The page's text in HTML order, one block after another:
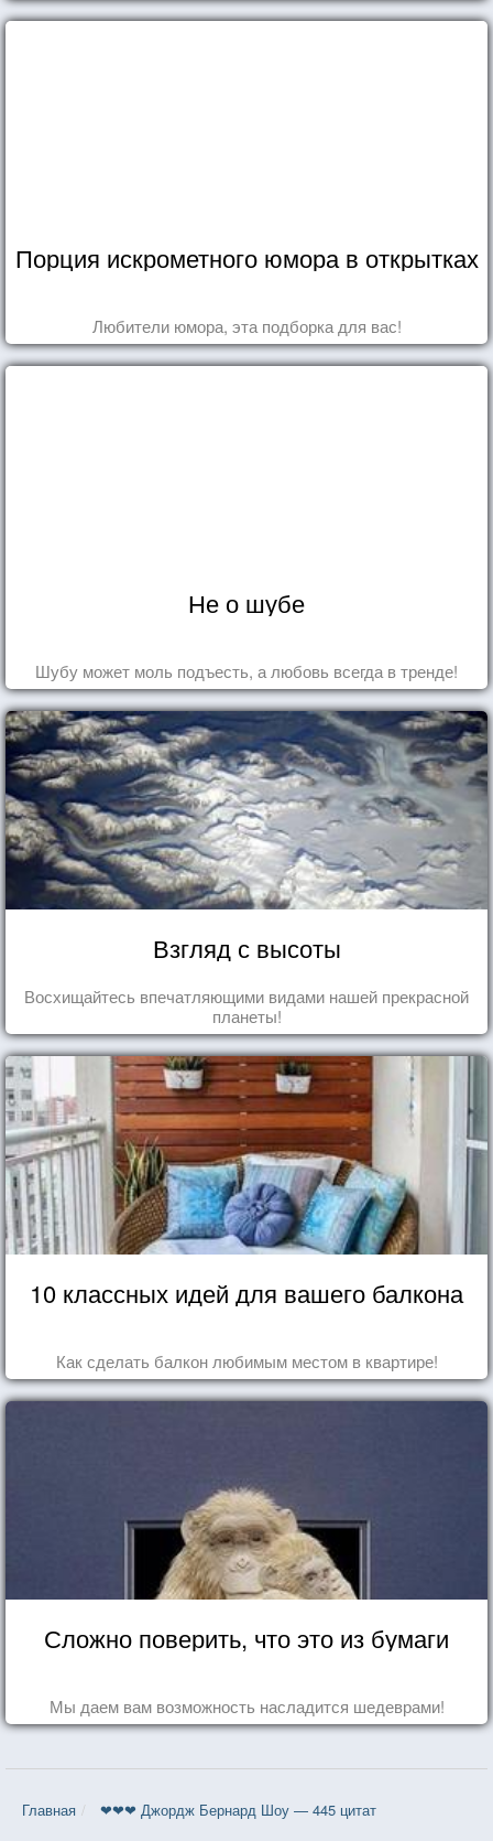
Порция искрометного юмора в открытках
Любители юмора, эта подборка для вас!
Не о шубе
Шубу может моль подъесть, а любовь всегда в тренде!
Взгляд с высоты
Восхищайтесь впечатляющими видами нашей прекрасной
планеты!
10 классных идей для вашего балкона
Как сделать балкон любимым местом в квартире!
Сложно поверить, что это из бумаги
Мы даем вам возможность насладится шедеврами!
Главная ❤❤❤ Джордж Бернард Шоу — 445 цитат